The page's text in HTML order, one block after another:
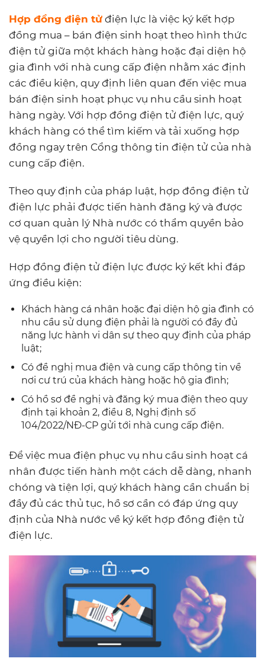
Hợp đồng điện tử điện lực là việc ký kết hợp
đồng mua – bán điện sinh hoạt theo hình thức
điện tử giữa một khách hàng hoặc đại diện hộ
gia đình với nhà cung cấp điện nhằm xác định
các điều kiện, quy định liên quan đến việc mua
bán điện sinh hoạt phục vụ nhu cầu sinh hoạt
hàng ngày. Với hợp đồng điện tử điện lực, quý
khách hàng có thể tìm kiếm và tải xuống hợp
đồng ngay trên Cổng thông tin điện tử của nhà
cung cấp điện.
Theo quy định của pháp luật, hợp đồng điện tử
điện lực phải được tiến hành đăng ký và được
cơ quan quản lý Nhà nước có thẩm quyền bảo
vệ quyền lợi cho người tiêu dùng.
Hợp đồng điện tử điện lực được ký kết khi đáp
ứng điều kiện:
Khách hàng cá nhân hoặc đại diện hộ gia đình có
nhu cầu sử dụng điện phải là người có đầy đủ
năng lực hành vi dân sự theo quy định của pháp
luật;
Có đề nghị mua điện và cung cấp thông tin về
nơi cư trú của khách hàng hoặc hộ gia đình;
Có hồ sơ đề nghị và đăng ký mua điện theo quy
định tại khoản 2, điều 8, Nghị định số
104/2022/NĐ-CP gửi tới nhà cung cấp điện.
Để việc mua điện phục vụ nhu cầu sinh hoạt cá
nhân được tiến hành một cách dễ dàng, nhanh
chóng và tiện lợi, quý khách hàng cần chuẩn bị
đầy đủ các thủ tục, hồ sơ cần có đáp ứng quy
định của Nhà nước về ký kết hợp đồng điện tử
điện lực.